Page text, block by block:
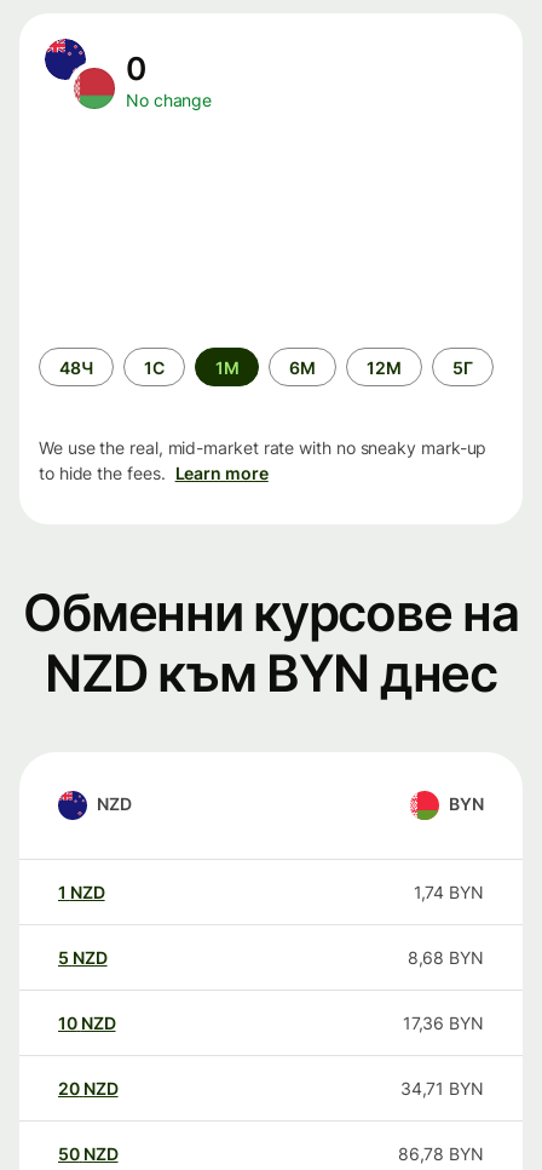
0
No change
Time
period
48Ч 1С 1М 6М 12М 5Г
We use the real, mid-market rate with no sneaky mark-up
to hide the fees. Learn more
Обменни курсове на
NZD към BYN днес
NZD BYN
1 NZD 1,74 BYN
5 NZD 8,68 BYN
10 NZD 17,36 BYN
20 NZD 34,71 BYN
50 NZD 86,78 BYN